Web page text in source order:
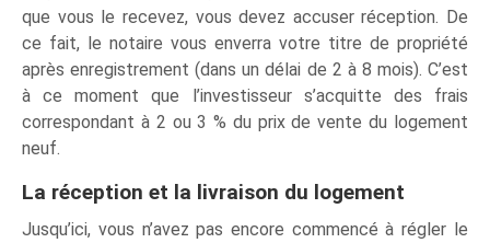
que vous le recevez, vous devez accuser réception. De
ce fait, le notaire vous enverra votre titre de propriété
après enregistrement (dans un délai de 2 à 8 mois). C’est
à ce moment que l’investisseur s’acquitte des frais
correspondant à 2 ou 3 % du prix de vente du logement
neuf.
La réception et la livraison du logement
Jusqu’ici, vous n’avez pas encore commencé à régler le